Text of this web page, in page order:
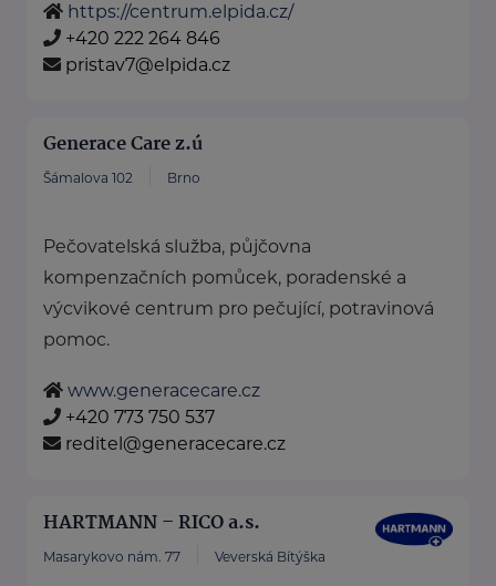
https://centrum.elpida.cz/
+420 222 264 846
pristav7@elpida.cz
Generace Care z.ú
Šámalova 102 Brno
Pečovatelská služba, půjčovna
kompenzačních pomůcek, poradenské a
výcvikové centrum pro pečující, potravinová
pomoc.
www.generacecare.cz
+420 773 750 537
reditel@generacecare.cz
HARTMANN – RICO a.s.
Masarykovo nám. 77 Veverská Bítýška